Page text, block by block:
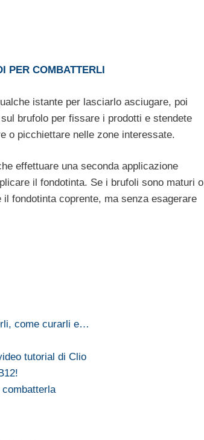
PER COMBATTERLI
istante per lasciarlo asciugare, poi
brufolo per fissare i prodotti e stendete
o picchiettare nelle zone interessate.
effettuare una seconda applicazione
il fondotinta. Se i brufoli sono maturi o
fondotinta coprente, ma senza esagerare
come curarli e…
tutorial di Clio